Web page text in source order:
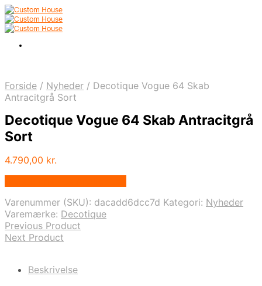
Forside / Nyheder / Decotique Vogue 64 Skab
Antracitgrå Sort
Decotique Vogue 64 Skab Antracitgrå
Sort
4.790,00 kr.
Varenummer (SKU): dacadd6dcc7d Kategori: Nyheder
Varemærke: Decotique
Previous Product
Next Product
Beskrivelse